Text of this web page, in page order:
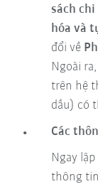
sách
hóa và
đổi về
Ngoài
trên hệ
dầu) có
Các
Ngay
thông